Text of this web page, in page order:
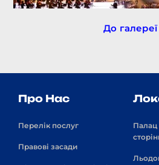
До галереї
Про Нас
Перелік послуг
Правові засади
Палац